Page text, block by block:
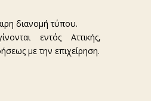
διανομή τύπου.
εντός Αττικής,
με την επιχείρηση.